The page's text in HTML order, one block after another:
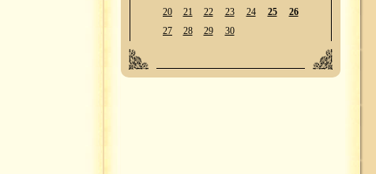
20
21 22 23 24 25
26
27
28 29 30